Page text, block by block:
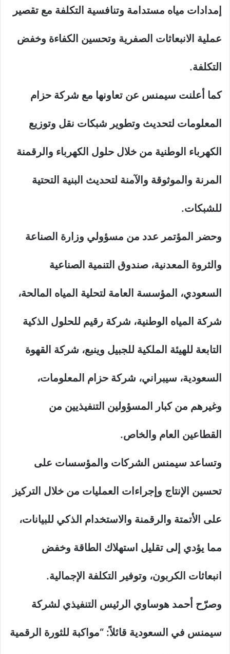
إمدادات مياه مستدامة وتنافسية التكلفة مع تقصير
عملية الانبعاثات الصفرية وتحسين الكفاءة وخفض
التكلفة.
كما أعلنت سيمنس عن تعاونها مع شركة حزام
المعلومات لتحديث وتطوير شبكات نقل وتوزيع
الكهرباء الوطنية من خلال حلول الكهرباء والرقمنة
المرنة والموثوقة والآمنة لتحديث البنية التحتية
للشبكات.
وحضر المؤتمر عدد من مسؤولي وزارة الصناعة
والثروة المعدنية، صندوق التنمية الصناعية
السعودي، المؤسسة العامة لتحلية المياه المالحة،
شركة المياه الوطنية، شركة رقيم للحلول الذكية
التابعة للهيئة الملكية للجبيل وينبع، شركة القهوة
السعودية، سيبراني، شركة حزام المعلومات،
وغيرهم من كبار المسؤولين التنفيذيين من
القطاعين العام والخاص.
وتساعد سيمنس الشركات والمؤسسات على
تحسين الإنتاج وإجراءات العمليات من خلال التركيز
على الأتمتة والرقمنة والاستخدام الذكي للبيانات،
مما يؤدي إلى تقليل استهلاك الطاقة وخفض
انبعاثات الكربون، وتوفير التكلفة الإجمالية.
وصرّح أحمد هوساوي الرئيس التنفيذي لشركة
سيمنس في السعودية قائلاً: “مواكبة للثورة الرقمية